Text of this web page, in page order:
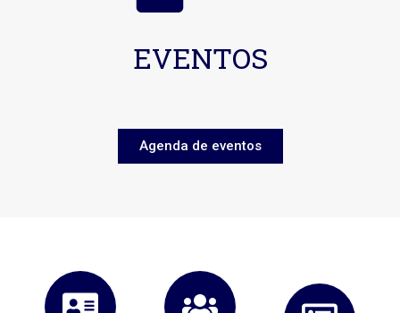
EVENTOS
Agenda de eventos